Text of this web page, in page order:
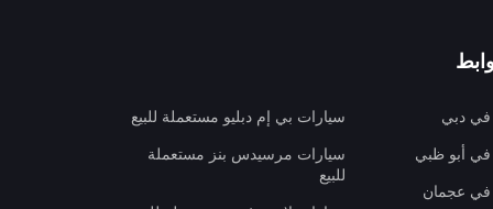
في دبي
في أبو ظبي
في عجمان
سيارات بي إم دبليو مستعملة للبيع
سيارات مرسيدس بنز مستعملة
للبيع